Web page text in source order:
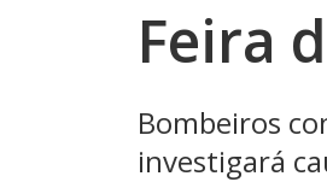
Feira
Bombeiros
investigará